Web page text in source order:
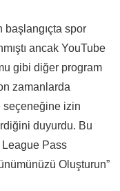
başlangıçta spor
ancak YouTube
gibi diğer program
zamanlarda
seçeneğine izin
duyurdu. Bu
Pass
Oluşturun”